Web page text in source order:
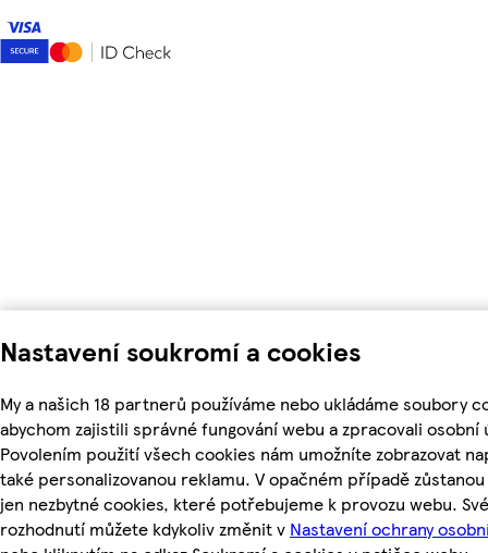
Nastavení soukromí a cookies
My a našich 18 partnerů používáme nebo ukládáme soubory
abychom zajistili správné fungování webu a zpracovali osobní
Povolením použití všech cookies nám umožníte zobrazovat
také personalizovanou reklamu. V opačném případě
jen nezbytné cookies, které potřebujeme k provozu webu. Své
rozhodnutí můžete kdykoliv změnit v Nastavení ochrany